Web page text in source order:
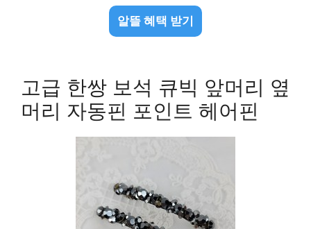
알뜰 혜택 받기
고급 한쌍 보석 큐빅 앞머리 옆
머리 자동핀 포인트 헤어핀